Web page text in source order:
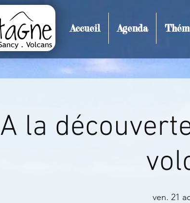
Accueil Agenda
Détails de l'événement et inscription
A la
ven. 21